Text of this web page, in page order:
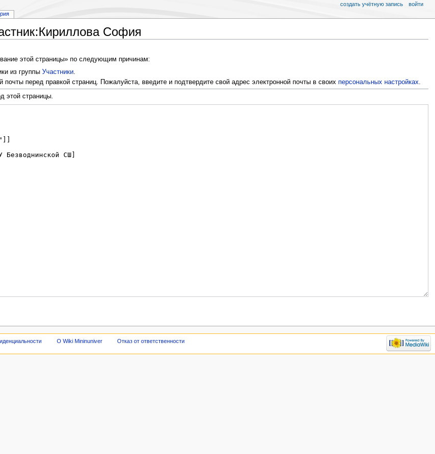
София
этой страницы» по следующим причинам:
из группы Участники.
перед правкой страниц. Пожалуйста, введите и подтвердите свой адрес электронной почты в своих персональных настройках.
этой страницы.
создать учётную запись войти
О Wiki Mininuniver Отказ от ответственности